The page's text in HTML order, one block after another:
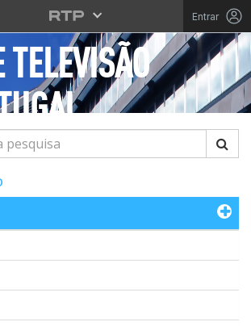
principal
Entrar
TELEVISÃO